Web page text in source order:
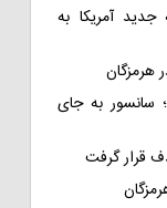
جدید آمریکا به
سانسور به جای
قرار گرفت